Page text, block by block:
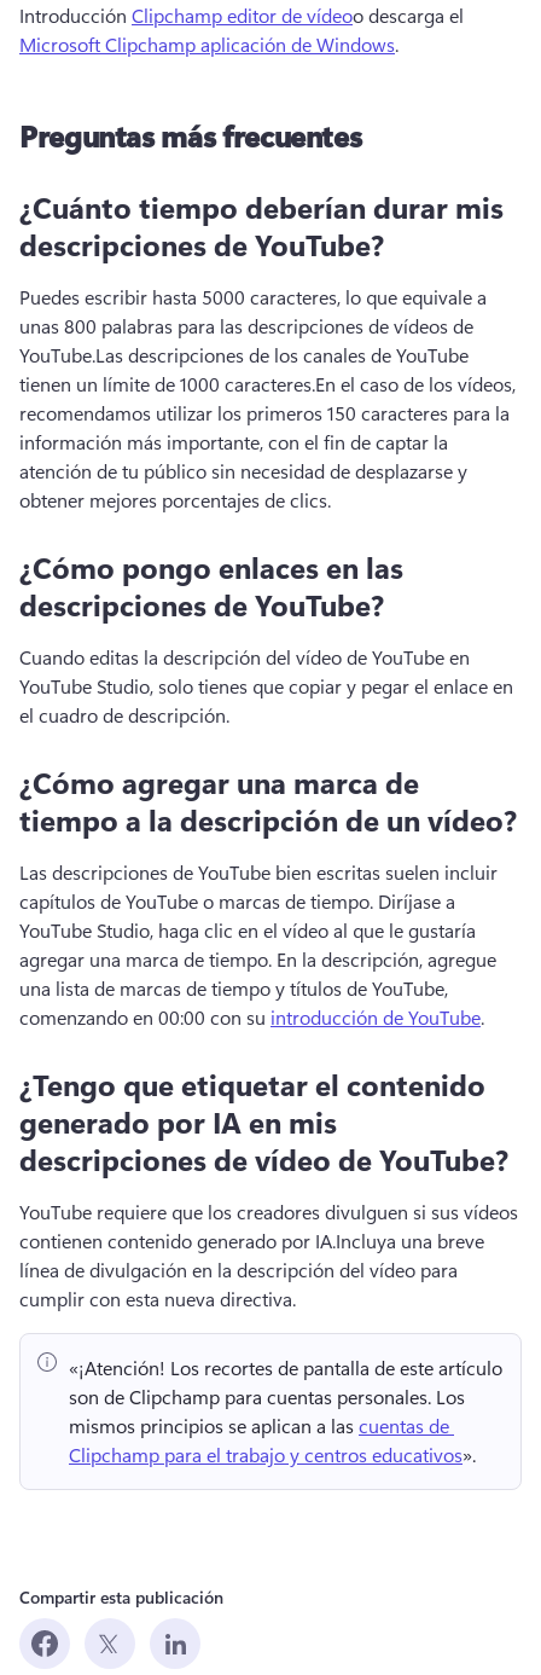
Introducción Clipchamp editor de vídeoo descarga el
Microsoft Clipchamp aplicación de Windows.
Preguntas más frecuentes
¿Cuánto tiempo deberían durar mis
descripciones de YouTube?
Puedes escribir hasta 5000 caracteres, lo que equivale a
unas 800 palabras para las descripciones de vídeos de
YouTube.Las descripciones de los canales de YouTube
tienen un límite de 1000 caracteres.En el caso de los vídeos,
recomendamos utilizar los primeros 150 caracteres para la
información más importante, con el fin de captar la
atención de tu público sin necesidad de desplazarse y
obtener mejores porcentajes de clics.
¿Cómo pongo enlaces en las
descripciones de YouTube?
Cuando editas la descripción del vídeo de YouTube en
YouTube Studio, solo tienes que copiar y pegar el enlace en
el cuadro de descripción.
¿Cómo agregar una marca de
tiempo a la descripción de un vídeo?
Las descripciones de YouTube bien escritas suelen incluir
capítulos de YouTube o marcas de tiempo. Diríjase a
YouTube Studio, haga clic en el vídeo al que le gustaría
agregar una marca de tiempo. En la descripción, agregue
una lista de marcas de tiempo y títulos de YouTube,
comenzando en 00:00 con su introducción de YouTube.
¿Tengo que etiquetar el contenido
generado por IA en mis
descripciones de vídeo de YouTube?
YouTube requiere que los creadores divulguen si sus vídeos
contienen contenido generado por IA.Incluya una breve
línea de divulgación en la descripción del vídeo para
cumplir con esta nueva directiva.
«¡Atención! Los recortes de pantalla de este artículo
son de Clipchamp para cuentas personales. Los
mismos principios se aplican a las cuentas de
Clipchamp para el trabajo y centros educativos».
Compartir esta publicación